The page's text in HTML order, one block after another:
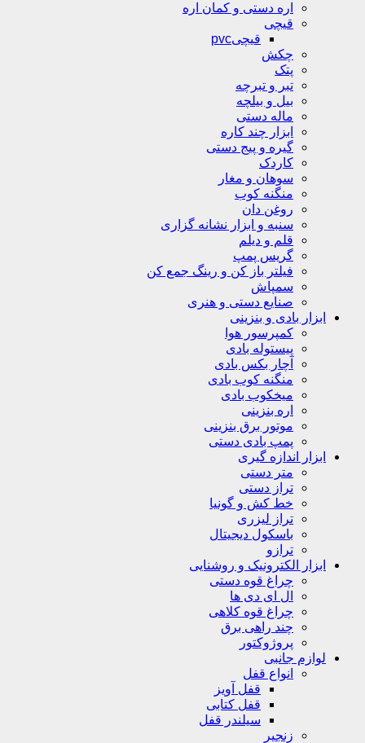
اره دستی و کمان اره
قیچی
قیچیpvc
چکش
پتک
تبر و تبرچه
بیل و بیلچه
ماله دستی
ابزار چند کاره
گیره و پیج دستی
کاردک
سوهان و مغار
منگنه کوب
روغن دان
سنبه و ابزار نشانه گزاری
قلم و دیلم
گریس پمپ
فیلتر باز کن و رینگ جمع کن
سمپاش
صنایع دستی و هنری
ابزار بادی و بنزینی
کمپرسور هوا
پیستوله بادی
آچار بکس بادی
منگنه کوب بادی
میخکوب بادی
اره بنزینی
موتور برق بنزینی
پمپ بادی دستی
ابزار اندازه گیری
متر دستی
تراز دستی
خط کش و گونیا
تراز لیزری
باسکول دیجیتال
ترازو
ابزار الکترونیک و روشنایی
چراغ قوه دستی
ال ای دی ها
چراغ قوه کلاهی
چند راهی برق
پروژوکتور
لوازم جانبی
انواع قفل
قفل آویز
قفل کتابی
سیلندر قفل
زنجیر